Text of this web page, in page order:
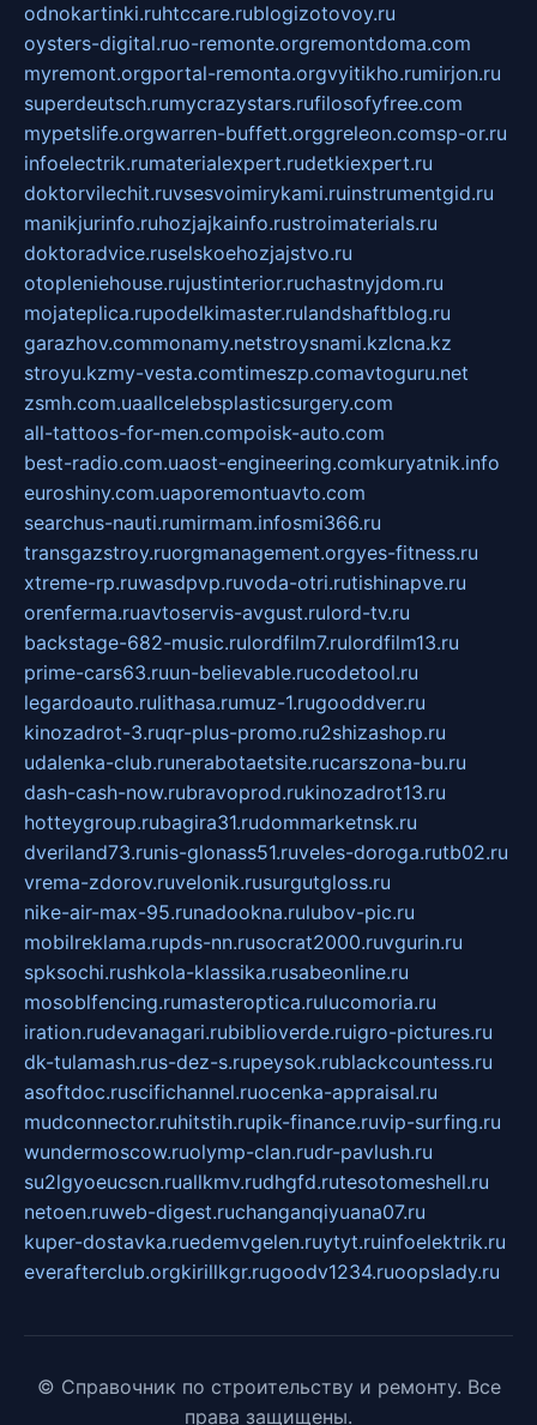
odnokartinki.ruhtccare.rublogizotovoy.ru
oysters-digital.ruo-remonte.orgremontdoma.com
myremont.orgportal-remonta.orgvyitikho.rumirjon.ru
superdeutsch.rumycrazystars.rufilosofyfree.com
mypetslife.orgwarren-buffett.orggreleon.comsp-or.ru
infoelectrik.rumaterialexpert.rudetkiexpert.ru
doktorvilechit.ruvsesvoimirykami.ruinstrumentgid.ru
manikjurinfo.ruhozjajkainfo.rustroimaterials.ru
doktoradvice.ruselskoehozjajstvo.ru
otopleniehouse.rujustinterior.ruchastnyjdom.ru
mojateplica.rupodelkimaster.rulandshaftblog.ru
garazhov.commonamy.netstroysnami.kzlcna.kz
stroyu.kzmy-vesta.comtimeszp.comavtoguru.net
zsmh.com.uaallcelebsplasticsurgery.com
all-tattoos-for-men.compoisk-auto.com
best-radio.com.uaost-engineering.comkuryatnik.info
euroshiny.com.uaporemontuavto.com
searchus-nauti.rumirmam.infosmi366.ru
transgazstroy.ruorgmanagement.orgyes-fitness.ru
xtreme-rp.ruwasdpvp.ruvoda-otri.rutishinapve.ru
orenferma.ruavtoservis-avgust.rulord-tv.ru
backstage-682-music.rulordfilm7.rulordfilm13.ru
prime-cars63.ruun-believable.rucodetool.ru
legardoauto.rulithasa.rumuz-1.rugooddver.ru
kinozadrot-3.ruqr-plus-promo.ru2shizashop.ru
udalenka-club.runerabotaetsite.rucarszona-bu.ru
dash-cash-now.rubravoprod.rukinozadrot13.ru
hotteygroup.rubagira31.rudommarketnsk.ru
dveriland73.runis-glonass51.ruveles-doroga.rutb02.ru
vrema-zdorov.ruvelonik.rusurgutgloss.ru
nike-air-max-95.runadookna.rulubov-pic.ru
mobilreklama.rupds-nn.rusocrat2000.ruvgurin.ru
spksochi.rushkola-klassika.rusabeonline.ru
mosoblfencing.rumasteroptica.rulucomoria.ru
iration.rudevanagari.rubiblioverde.ruigro-pictures.ru
dk-tulamash.rus-dez-s.rupeysok.rublackcountess.ru
asoftdoc.ruscifichannel.ruocenka-appraisal.ru
mudconnector.ruhitstih.rupik-finance.ruvip-surfing.ru
wundermoscow.ruolymp-clan.rudr-pavlush.ru
su2lgyoeucscn.ruallkmv.rudhgfd.rutesotomeshell.ru
netoen.ruweb-digest.ruchanganqiyuana07.ru
kuper-dostavka.ruedemvgelen.ruytyt.ruinfoelektrik.ru
everafterclub.orgkirillkgr.rugoodv1234.ruoopslady.ru
© Справочник по строительству и ремонту. Все
права защищены.